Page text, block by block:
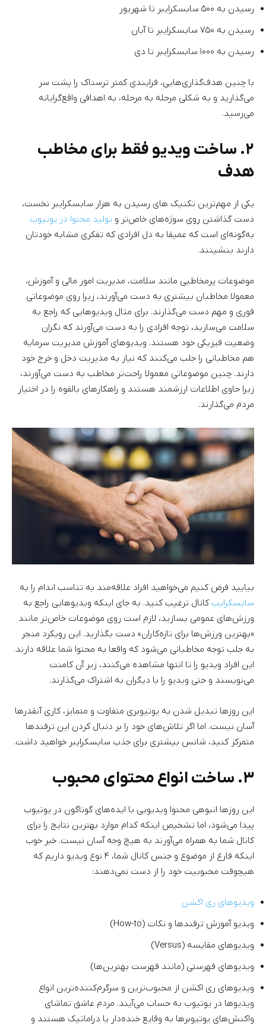
رسیدن به ۵۰۰ سابسکرایبر تا شهریور
رسیدن به ۷۵۰ سابسکرایبر تا آبان
رسیدن به ۱۰۰۰ سابسکرایبر تا دی
با چنین هدف‌گذاری‌هایی، فرایندی کمتر ترسناک را پشت سر
می‌گذارید و به شکلی مرحله به مرحله‌، به اهدافی واقع‌گرایانه
می‌رسید.
۲. ساخت ویدیو فقط برای مخاطب
هدف
یکی از مهم‌ترین تکنیک های رسیدن به هزار سابسکرایبر نخست،
دست گذاشتن روی سوژه‌های خاص‌تر و تولید محتوا در یوتیوب
به‌گونه‌ای است که عمیقا به دل افرادی که تفکری مشابه خودتان
دارند بنشینند.
موضوعات پرمخاطبی مانند سلامت، مدیریت امور مالی و آموزش،
معمولا مخاطبان بیشتری به دست می‌آورند، زیرا روی موضوعاتی
فوری و مهم دست می‌گذارند. برای مثال ویدیوهایی که راجع به
سلامت می‌سازید، توجه افرادی را به دست می‌آورند که نگران
وضعیت فیزیکی خود هستند. ویدیوهای آموزش مدیریت سرمایه
هم مخاطبانی را جلب می‌کنند که نیاز به مدیریت دخل و خرج خود
دارند. چنین موضوعاتی معمولا راحت‌تر مخاطب به دست می‌آورند،
زیرا حاوی اطلاعات ارزشمند هستند و راهکارهای بالقوه را در اختیار
مردم می‌گذارند.
بیایید فرض کنیم می‌خواهید افراد علاقه‌مند به تناسب اندام را به
سابسکرایب کانال ترغیب کنید. به جای اینکه ویدیوهایی راجع به
ورزش‌های عمومی بسازید، لازم است روی موضوعات خاص‌تر مانند
«بهترین ورزش‌ها برای تازه‌کاران» دست بگذارید. این رویکرد منجر
به جلب توجه مخاطبانی می‌شود که واقعا به محتوا شما علاقه دارند.
این افراد ویدیو را تا انتها مشاهده می‌کنند، زیر آن کامنت
می‌نویسند و حتی ویدیو را با دیگران به اشتراک می‌گذارند.
این روزها تبدیل شدن به یوتیوبری متفاوت و متمایز، کاری آنقدرها
آسان نیست. اما اگر تلاش‌های خود را بر دنبال کردن این ترفندها
متمرکز کنید، شانس بیشتری برای جذب سابسکرایبر خواهید داشت.
۳. ساخت انواع محتوای محبوب
این روزها انبوهی محتوا ویدیویی با ایده‌های گوناگون در یوتیوب
پیدا می‌شود، اما تشخیص اینکه کدام موارد بهترین نتایج را برای
کانال شما به همراه می‌آورند به هیچ وجه آسان نیست. خبر خوب
اینکه فارغ از موضوع و جنس کانال شما، ۴ نوع ویدیو داریم که
هیچوقت محبوبیت خود را از دست نمی‌دهند:
ویدیوهای ری اکشن
ویدیو آموزش ترفندها و نکات (How-to)
ویدیوهای مقایسه (Versus)
ویدیوهای فهرستی (مانند فهرست بهترین‌ها)
ویدیوهای ری اکشن از محبوب‌ترین و سرگرم‌کننده‌ترین انواع
ویدیوها در یوتیوب به حساب می‌آیند. مردم عاشق تماشای
واکنش‌های یوتیوبرها به وقایع خنده‌دار یا دراماتیک هستند و